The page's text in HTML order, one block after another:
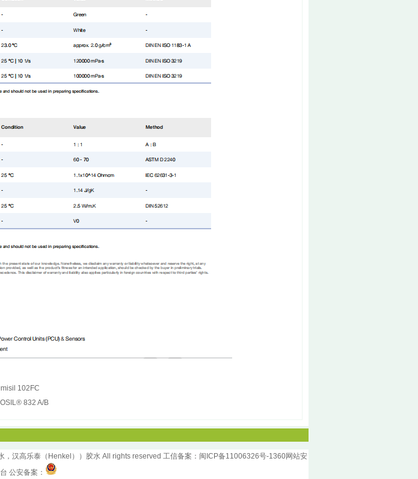
102FC
832 A/B
汉高乐泰（Henkel））胶水 All rights reserved 工信备案： 闽ICP备11006326号-1360网站安
公安备案：